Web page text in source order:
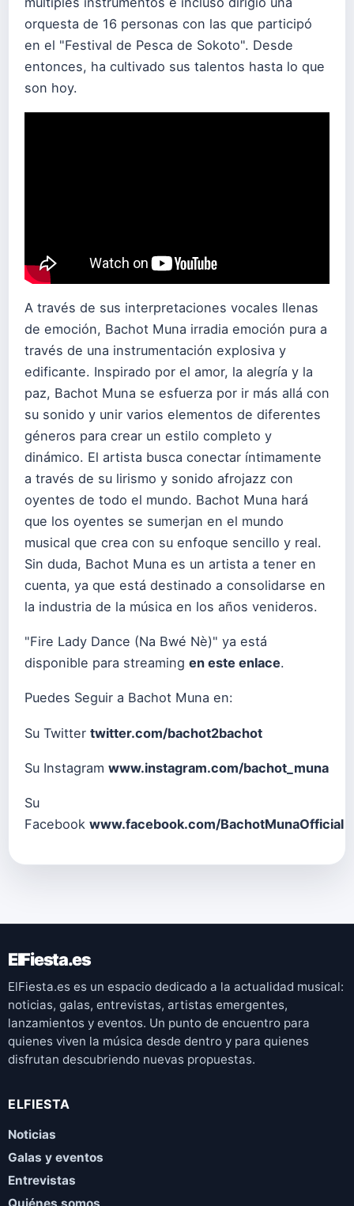
orquesta de 16 personas con las que participó
en el "Festival de Pesca de Sokoto". Desde
entonces, ha cultivado sus talentos hasta lo que
son hoy.
A través de sus interpretaciones vocales llenas
de emoción, Bachot Muna irradia emoción pura a
través de una instrumentación explosiva y
edificante. Inspirado por el amor, la alegría y la
paz, Bachot Muna se esfuerza por ir más allá con
su sonido y unir varios elementos de diferentes
géneros para crear un estilo completo y
dinámico. El artista busca conectar íntimamente
a través de su lirismo y sonido afrojazz con
oyentes de todo el mundo. Bachot Muna hará
que los oyentes se sumerjan en el mundo
musical que crea con su enfoque sencillo y real.
Sin duda, Bachot Muna es un artista a tener en
cuenta, ya que está destinado a consolidarse en
la industria de la música en los años venideros.
"Fire Lady Dance (Na Bwé Nè)" ya está
disponible para streaming en este enlace.
Puedes Seguir a Bachot Muna en:
Su Twitter twitter.com/bachot2bachot
Su Instagram www.instagram.com/bachot_muna
Su
Facebook www.facebook.com/BachotMunaOfficial
ElFiesta.es
ElFiesta.es es un espacio dedicado a la actualidad musical:
noticias, galas, entrevistas, artistas emergentes,
lanzamientos y eventos. Un punto de encuentro para
quienes viven la música desde dentro y para quienes
disfrutan descubriendo nuevas propuestas.
ELFIESTA
Noticias
Galas y eventos
Entrevistas